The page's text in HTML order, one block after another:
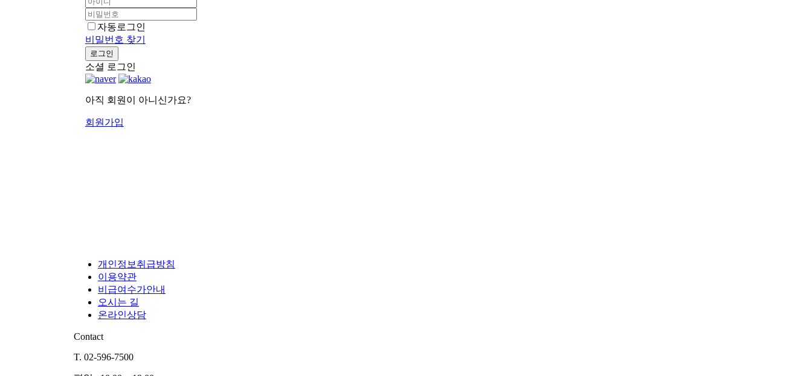
자동로그인
비밀번호 찾기
로그인
소셜 로그인
아직 회원이 아니신가요?
회원가입
개인정보취급방침
이용약관
비급여수가안내
오시는 길
온라인상담
Contact
T. 02-596-7500